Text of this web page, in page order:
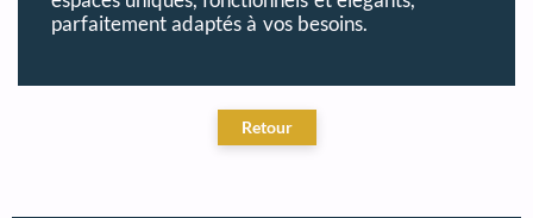
parfaitement adaptés à vos besoins.